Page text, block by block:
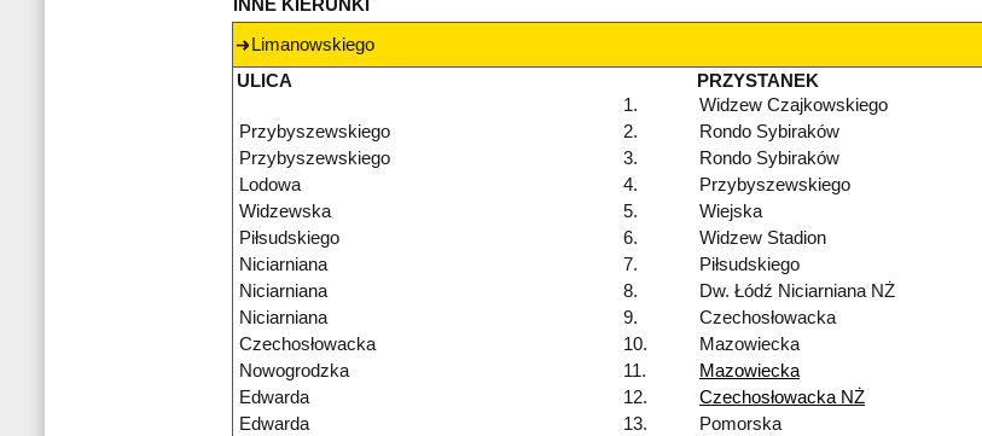
INNE KIERUNKI
Limanowskiego
ULICA
PRZYSTANEK
1.
Widzew Czajkowskiego
Przybyszewskiego
2.
Rondo Sybiraków
Przybyszewskiego
3.
Rondo Sybiraków
Lodowa
4.
Przybyszewskiego
Widzewska
5.
Wiejska
Piłsudskiego
6.
Widzew Stadion
Niciarniana
7.
Piłsudskiego
Niciarniana
8.
Dw. Łódź Niciarniana NŻ
Niciarniana
9.
Czechosłowacka
Czechosłowacka
10.
Mazowiecka
Nowogrodzka
11.
Mazowiecka
Edwarda
12. Czechosłowacka NŻ
Edwarda
13.
Pomorska